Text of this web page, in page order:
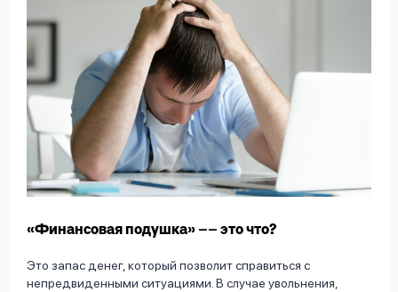
«Финансовая подушка» –– это что?
Это запас денег, который позволит справиться с
непредвиденными ситуациями. В случае увольнения,